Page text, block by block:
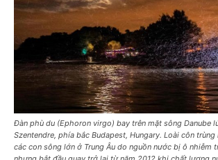
Đàn phù du (Ephoron virgo) bay trên mặt sông Danube
Szentendre, phía bắc Budapest, Hungary. Loài côn
các con sông lớn ở Trung Âu do nguồn nước bị ô nhiễm